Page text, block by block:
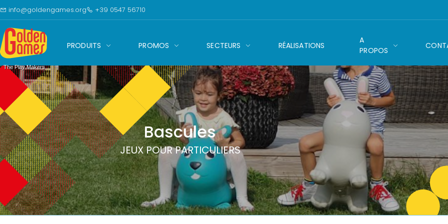
Skip to content
Outils
d'accessibilité
info@goldengames.org +39 0547 56710
Golden Games
The Play Makers
PRODUITS PROMOS SECTEURS RÉALISATIONS
A
PROPOS
Bascules
JEUX POUR PARTICULIERS